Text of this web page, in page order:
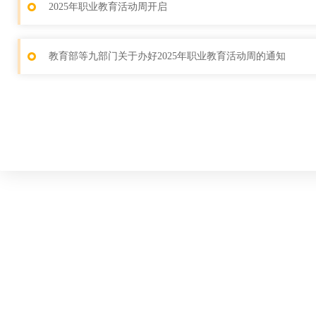
2025年职业教育活动周开启
教育部等九部门关于办好2025年职业教育活动周的通知